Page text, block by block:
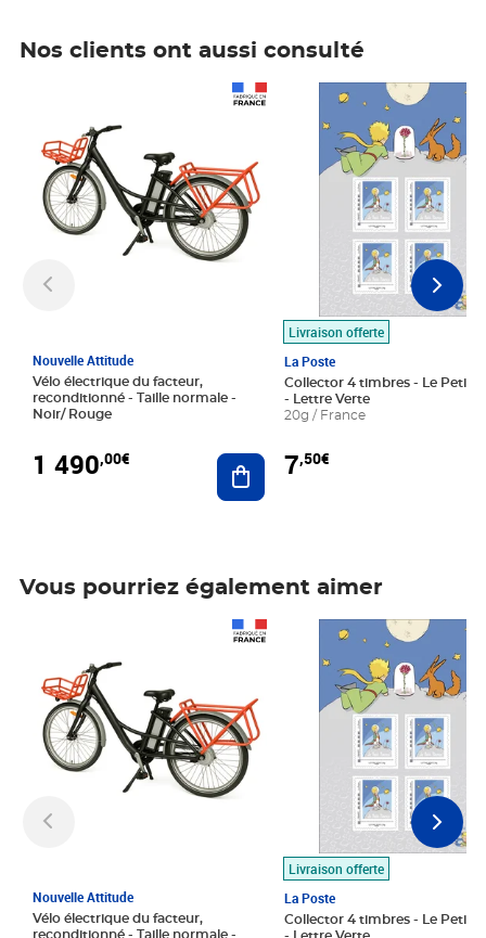
Nos clients ont aussi consulté
Nouvelle Attitude
Vélo électrique du facteur,
reconditionné - Taille normale -
Noir/ Rouge
1 490,00€ Ajouter au panier
Livraison offerte
La Poste
Collector 4 timbres - Le Petit
- Lettre Verte
20g / France
7,50€
Prix 7,50€
Vous pourriez également aimer
Nouvelle Attitude
Vélo électrique du facteur,
reconditionné - Taille normale -
Livraison offerte
La Poste
Collector 4 timbres - Le Petit
Prix 7,50€